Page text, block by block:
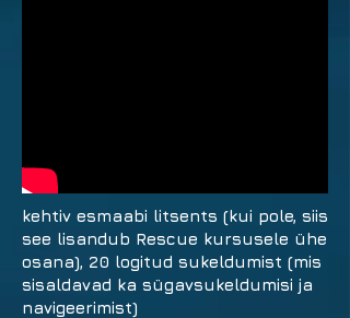
kehtiv esmaabi litsents (kui pole, siis
see lisandub Rescue kursusele ühe
osana), 20 logitud sukeldumist (mis
sisaldavad ka sügavsukeldumisi ja
navigeerimist)